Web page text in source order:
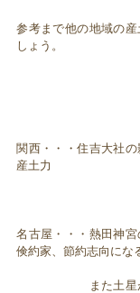
参考まで他の地域の
しょう。
関西・・・住吉大社
産土力
名古屋・・・熱田神
倹約家、節約志向にな
また土星が天